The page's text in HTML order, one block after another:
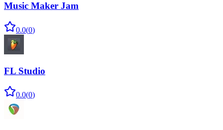
Music Maker Jam
0.0(0)
FL Studio
0.0(0)